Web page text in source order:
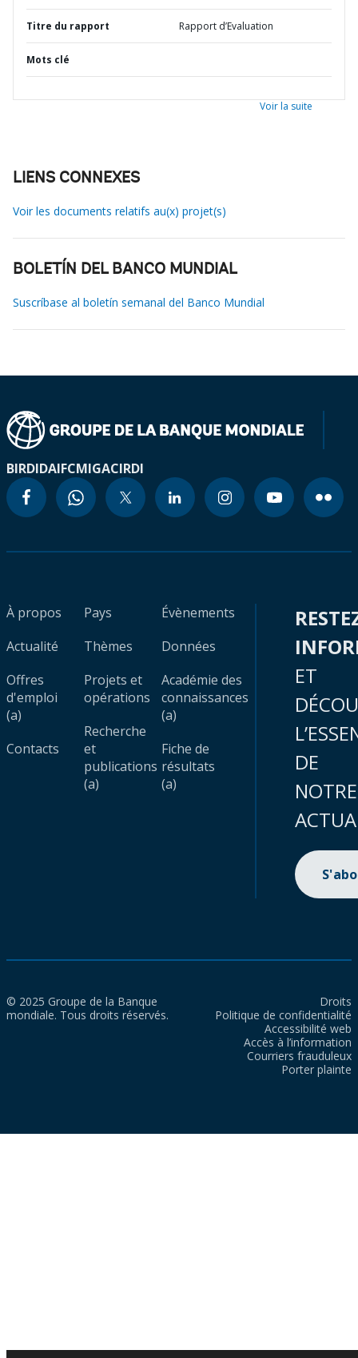
Titre du rapport Rapport d’Evaluation
Mots clé
Voir la suite
LIENS CONNEXES
Voir les documents relatifs au(x) projet(s)
BOLETÍN DEL BANCO MUNDIAL
Suscríbase al boletín semanal del Banco Mundial
BIRDIDAIFCMIGACIRDI
À propos
Actualité
Offres
d'emploi
(a)
Contacts
Pays
Thèmes
Projets et
opérations
Recherche
et
publications
(a)
Évènements
Données
Académie des
connaissances
(a)
Fiche de
résultats
(a)
ET
DE
NOTRE
© 2025 Groupe de la Banque
mondiale. Tous droits réservés.
Droits
Politique de confidentialité
Accessibilité web
Accès à l’information
Courriers frauduleux
Porter plainte